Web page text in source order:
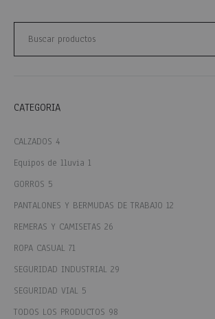
CATEGORIA
CALZADOS 4
Equipos de lluvia 1
GORROS 5
PANTALONES Y BERMUDAS DE TRABAJO 12
REMERAS Y CAMISETAS 26
ROPA CASUAL 71
SEGURIDAD INDUSTRIAL 29
SEGURIDAD VIAL 5
TODOS LOS PRODUCTOS 98